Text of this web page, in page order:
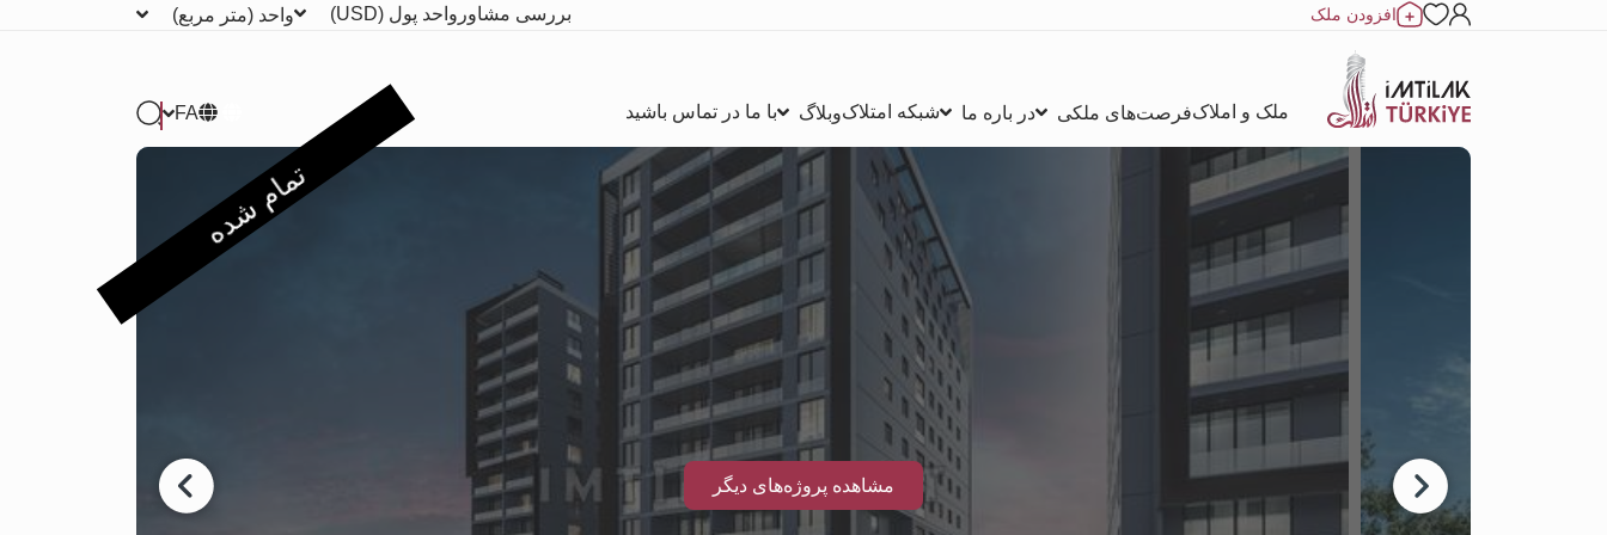
افزودن ملک بررسی مشاور واحد پول (USD) واحد (متر مربع)
ملک و املاکفرصت‌های ملکی در باره ما شبکه امتلاکوبلاگ با ما در تماس باشید FA
تمام شده
مشاهده پروژه‌های دیگر